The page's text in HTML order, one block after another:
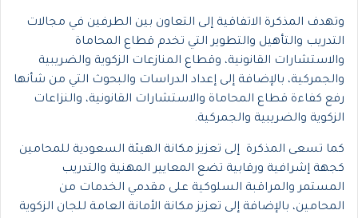
وتهدف المذكرة الاتفاقية إلى التعاون بين الطرفين في مجالات
التدريب والتأهيل والتطوير التي تخدم قطاع المحاماة
والاستشارات القانونية، وقطاع المنازعات الزكوية والضريبية
والجمركية، بالإضافة إلى إعداد الدراسات والبحوث التي من شأنها
رفع كفاءة قطاع المحاماة والاستشارات القانونية، والنزاعات
الزكوية والضريبية والجمركية.
كما تسعى المذكرة إلى تعزيز مكانة الهيئة السعودية للمحامين
كجهة إشرافية ورقابية تضع المعايير المهنية والتدريب
المستمر والمراقبة السلوكية على مقدمي الخدمات من
المحامين، بالإضافة إلى تعزيز مكانة الأمانة العامة للجان الزكوية